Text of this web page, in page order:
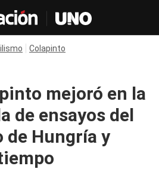
Colapinto
mejoró en la
de ensayos del
de Hungría y